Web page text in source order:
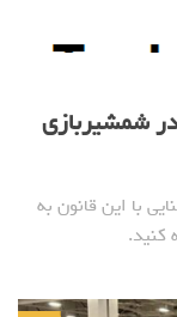
شمشیربازی
26-27 برای آشنایی با این قانون به